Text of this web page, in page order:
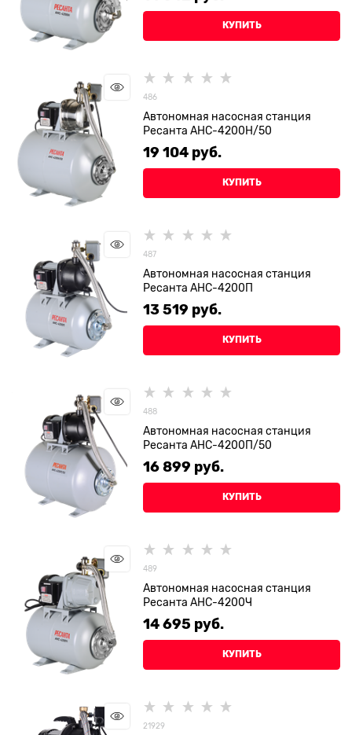
КУПИТЬ
486
Автономная насосная станция
Ресанта АНС-4200Н/50
19 104 руб.
КУПИТЬ
487
Автономная насосная станция
Ресанта АНС-4200П
13 519 руб.
КУПИТЬ
488
Автономная насосная станция
Ресанта АНС-4200П/50
16 899 руб.
КУПИТЬ
489
Автономная насосная станция
Ресанта АНС-4200Ч
14 695 руб.
КУПИТЬ
21929